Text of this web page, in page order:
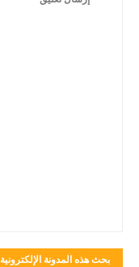
بحث هذه المدونة الإلكترونية